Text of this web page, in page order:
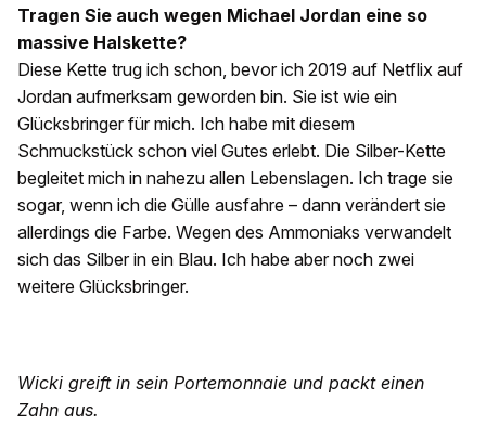
Tragen Sie auch wegen Michael Jordan eine so
massive Halskette?
Diese Kette trug ich schon, bevor ich 2019 auf Netflix auf
Jordan aufmerksam geworden bin. Sie ist wie ein
Glücksbringer für mich. Ich habe mit diesem
Schmuckstück schon viel Gutes erlebt. Die Silber-Kette
begleitet mich in nahezu allen Lebenslagen. Ich trage sie
sogar, wenn ich die Gülle ausfahre – dann verändert sie
allerdings die Farbe. Wegen des Ammoniaks verwandelt
sich das Silber in ein Blau. Ich habe aber noch zwei
weitere Glücksbringer.
Wicki greift in sein Portemonnaie und packt einen
Zahn aus.